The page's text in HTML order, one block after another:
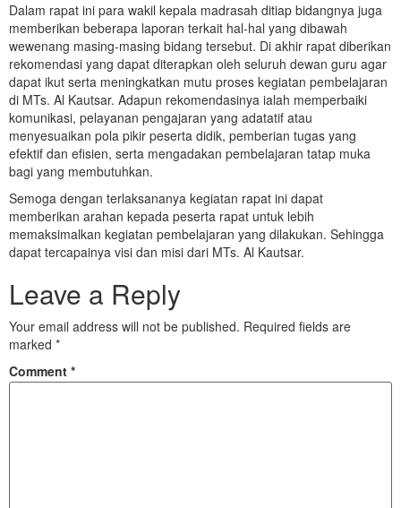
Dalam rapat ini para wakil kepala madrasah ditiap bidangnya juga
memberikan beberapa laporan terkait hal-hal yang dibawah
wewenang masing-masing bidang tersebut. Di akhir rapat diberikan
rekomendasi yang dapat diterapkan oleh seluruh dewan guru agar
dapat ikut serta meningkatkan mutu proses kegiatan pembelajaran
di MTs. Al Kautsar. Adapun rekomendasinya ialah memperbaiki
komunikasi, pelayanan pengajaran yang adatatif atau
menyesuaikan pola pikir peserta didik, pemberian tugas yang
efektif dan efisien, serta mengadakan pembelajaran tatap muka
bagi yang membutuhkan.
Semoga dengan terlaksananya kegiatan rapat ini dapat
memberikan arahan kepada peserta rapat untuk lebih
memaksimalkan kegiatan pembelajaran yang dilakukan. Sehingga
dapat tercapainya visi dan misi dari MTs. Al Kautsar.
Leave a Reply
Your email address will not be published. Required fields are
marked *
Comment *